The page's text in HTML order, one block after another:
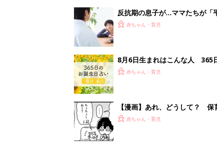
反抗期の息子が...ママたちが「
赤ちゃん・育児
8月6日生まれはこんな人 365
赤ちゃん・育児
【漫画】あれ、どうして？ 保
がする……！『ふうふう子育て
赤ちゃん・育児